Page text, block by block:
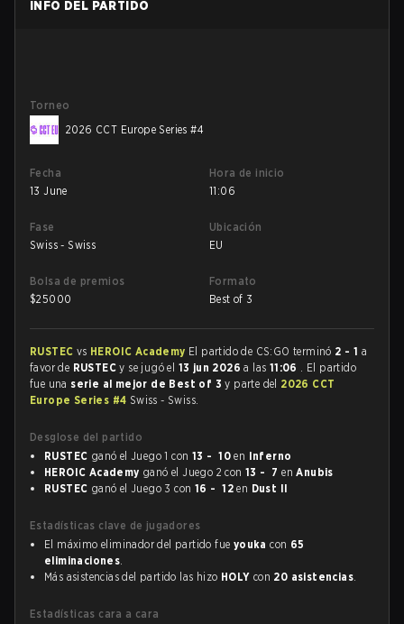
INFO DEL PARTIDO
Torneo
2026 CCT Europe Series #4
Fecha
13 June
Hora de inicio
11:06
Fase
Swiss - Swiss
Ubicación
EU
Bolsa de premios
$25000
Formato
Best of 3
RUSTEC vs HEROIC Academy El partido de CS:GO terminó 2 - 1 a
favor de RUSTECy se jugó el 13 jun 2026a las 11:06 . El partido
fue una serie al mejor de Best of 3y parte del 2026 CCT
Europe Series #4 Swiss - Swiss.
Desglose del partido
RUSTEC ganó el Juego 1 con 13 - 10 en Inferno
HEROIC Academy ganó el Juego 2 con13 - 7 enAnubis
RUSTEC ganó el Juego 3 con 16 - 12 en Dust II
Estadísticas clave de jugadores
El máximo eliminador del partido fue youka con 65
eliminaciones.
Más asistencias del partido las hizo HOLY con 20 asistencias.
Estadísticas cara a cara